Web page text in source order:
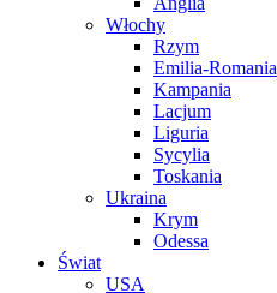
Włochy
Rzym
Emilia-Romania
Kampania
Lacjum
Liguria
Sycylia
Toskania
Ukraina
Krym
Odessa
Świat
USA